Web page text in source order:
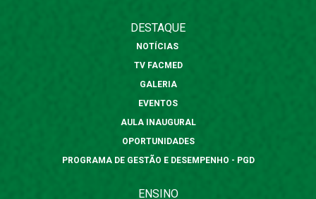
DESTAQUE
NOTÍCIAS
TV FACMED
GALERIA
EVENTOS
AULA INAUGURAL
OPORTUNIDADES
PROGRAMA DE GESTÃO E DESEMPENHO - PGD
ENSINO